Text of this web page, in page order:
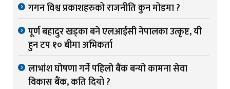
गगन विश्व प्रकाशहरुको राजनीति कुन मोडमा ?
पूर्ण बहादुर खड्का बने एलआईसी नेपालका उत्कृष्ट, यी
हुन टप १० बीमा अभिकर्ता
लाभांश घोषणा गर्ने पहिलो बैंक बन्यो कामना सेवा
विकास बैंक, कति दियो ?